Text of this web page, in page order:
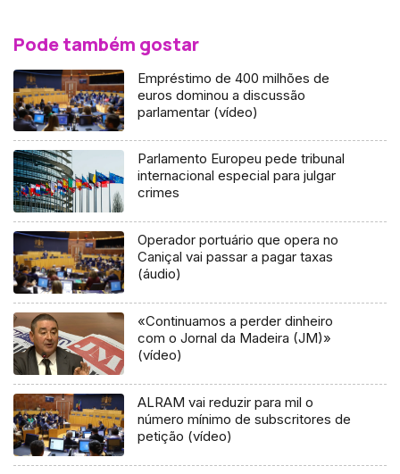
Pode também gostar
Empréstimo de 400 milhões de
euros dominou a discussão
parlamentar (vídeo)
Parlamento Europeu pede tribunal
internacional especial para julgar
crimes
Operador portuário que opera no
Caniçal vai passar a pagar taxas
(áudio)
«Continuamos a perder dinheiro
com o Jornal da Madeira (JM)»
(vídeo)
ALRAM vai reduzir para mil o
número mínimo de subscritores de
petição (vídeo)